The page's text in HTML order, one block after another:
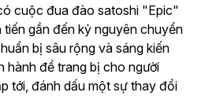
cuộc đua đào satoshi "Epic"
gần đến kỷ nguyên chuyển
bị sâu rộng và sáng kiến
hành để trang bị cho người
tới, đánh dấu một sự thay đổi